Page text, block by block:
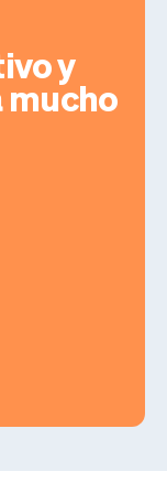
y
mucho